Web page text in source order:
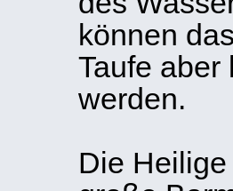
können
Taufe aber
werden.
Die